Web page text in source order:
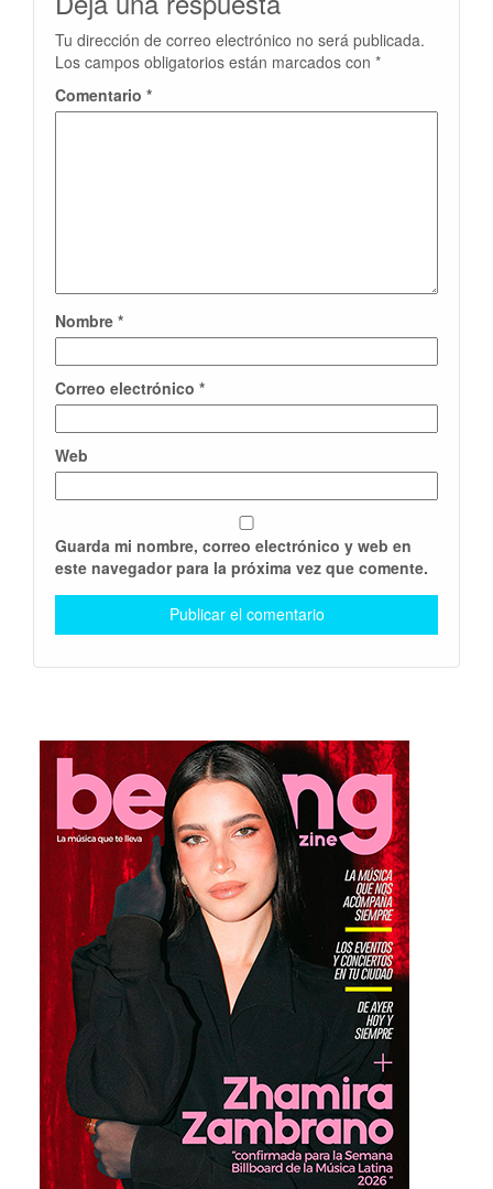
Tu dirección de correo electrónico no será publicada.
Los campos obligatorios están marcados con *
Comentario *
Nombre *
Correo electrónico *
Web
Guarda mi nombre, correo electrónico y web en
este navegador para la próxima vez que comente.